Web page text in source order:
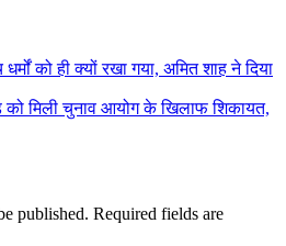
को ही क्यों रखा गया, अमित शाह ने दिया
को मिली चुनाव आयोग के खिलाफ शिकायत,
published. Required fields are